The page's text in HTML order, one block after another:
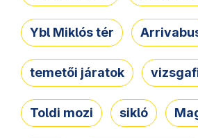
Ybl Miklós tér
temetői járatok
Toldi mozi sikló